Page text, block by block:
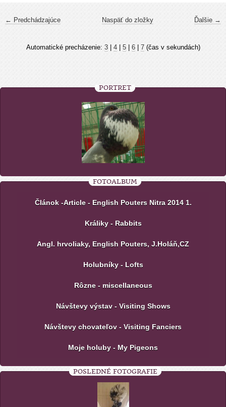
← Predchádzajúce Ďalšie →
Naspäť do zložky
Automatické precházenie: 3| 4| 5| 6| 7(čas v sekundách)
PORTRÉT
FOTOALBUM
Článok -Article - English Pouters Nitra 2014 1.
Králiky - Rabbits
Angl. hrvoliaky, English Pouters, J.Holáň,CZ
Holubníky - Lofts
Rôzne - miscellaneous
Návštevy výstav - Visiting Shows
Návštevy chovateľov - Visiting Fanciers
Moje holuby - My Pigeons
POSLEDNÉ FOTOGRAFIE